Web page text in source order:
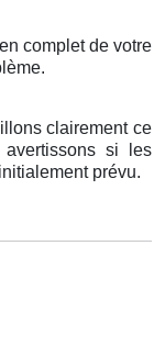
complet de votre
clairement ce
si les
prévu.